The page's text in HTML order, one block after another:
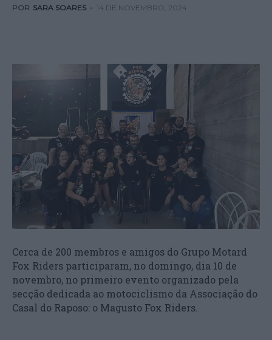
POR SARA SOARES - 14 DE NOVEMBRO, 2024
Cerca de 200 membros e amigos do Grupo Motard
Fox Riders participaram, no domingo, dia 10 de
novembro, no primeiro evento organizado pela
secção dedicada ao motociclismo da Associação do
Casal do Raposo: o Magusto Fox Riders.